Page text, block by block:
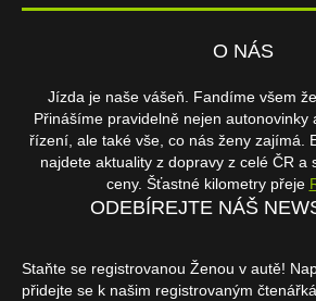
O NÁS
Jízda je naše vášeň. Fandíme všem
Přinášíme pravidelně nejen autonovinky
řízení, ale také vše, co nás ženy zajímá.
najdete aktuality z dopravy z celé ČR a
ceny. Šťastné kilometry přeje
ODEBÍREJTE NÁŠ
Staňte se registrovanou Ženou v autě!
přidejte se k našim registrovaným